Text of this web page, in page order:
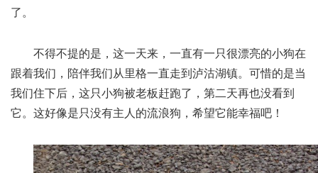
了。
不得不提的是，这一天来，一直有一只很漂亮的小狗在
跟着我们，陪伴我们从里格一直走到泸沽湖镇。可惜的是当
我们住下后，这只小狗被老板赶跑了，第二天再也没看到
它。这好像是只没有主人的流浪狗，希望它能幸福吧！